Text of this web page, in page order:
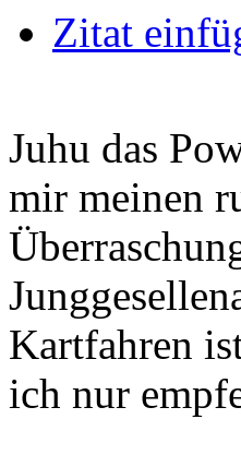
Zitat
Juhu das
mir meinen
Kartfahren
ich nur